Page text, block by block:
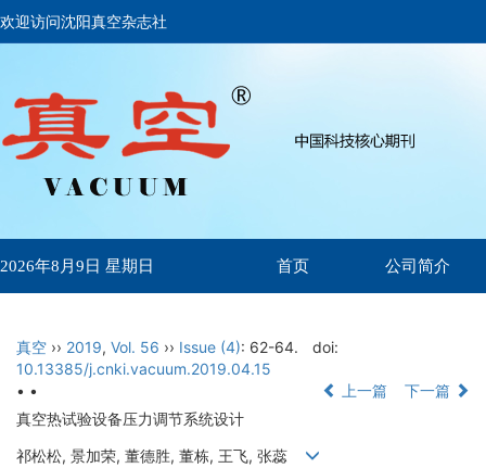
欢迎访问沈阳真空杂志社
2026年8月9日 星期日 首页 公司简介
真空 ›› 2019, Vol. 56 ›› Issue (4): 62-64.
doi:
10.13385/j.cnki.vacuum.2019.04.15
• •
上一篇
下一篇
真空热试验设备压力调节系统设计
祁松松, 景加荣, 董德胜, 董栋, 王飞, 张蕊